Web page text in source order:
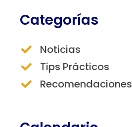
Categorías
Noticias
Tips Prácticos
Recomendaciones